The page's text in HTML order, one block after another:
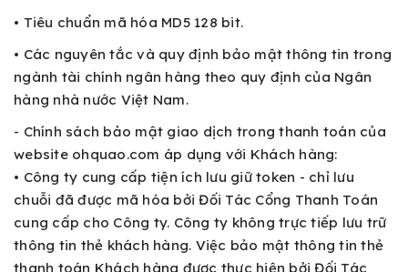
• Tiêu chuẩn mã hóa MD5 128 bit.
• Các nguyên tắc và quy định bảo mật thông tin trong
ngành tài chính ngân hàng theo quy định của Ngân
hàng nhà nước Việt Nam.
- Chính sách bảo mật giao dịch trong thanh toán của
website ohquao.com áp dụng với Khách hàng:
• Công ty cung cấp tiện ích lưu giữ token - chỉ lưu
chuỗi đã được mã hóa bởi Đối Tác Cổng Thanh Toán
cung cấp cho Công ty. Công ty không trực tiếp lưu trữ
thông tin thẻ khách hàng. Việc bảo mật thông tin thẻ
thanh toán Khách hàng được thực hiện bởi Đối Tác